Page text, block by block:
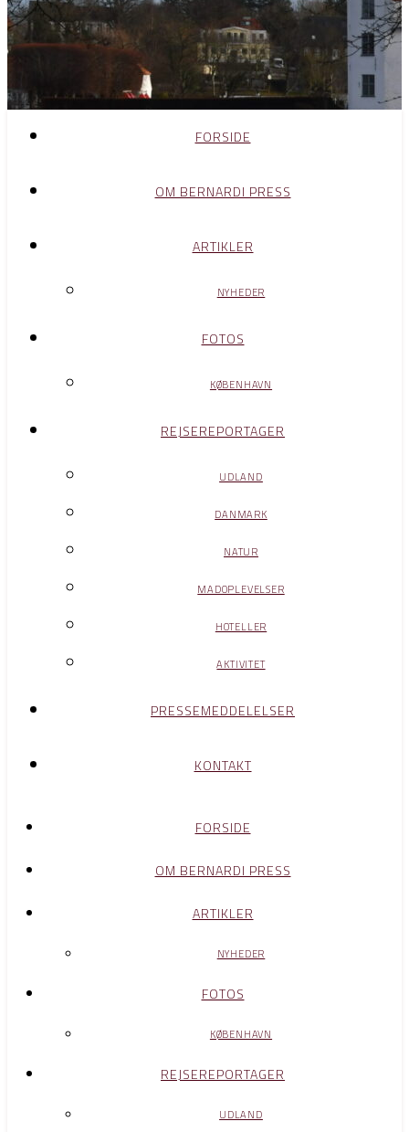
FORSIDE
OM BERNARDI PRESS
ARTIKLER
NYHEDER
FOTOS
KØBENHAVN
REJSEREPORTAGER
UDLAND
DANMARK
NATUR
MADOPLEVELSER
HOTELLER
AKTIVITET
PRESSEMEDDELELSER
KONTAKT
FORSIDE
OM BERNARDI PRESS
ARTIKLER
NYHEDER
FOTOS
KØBENHAVN
REJSEREPORTAGER
UDLAND